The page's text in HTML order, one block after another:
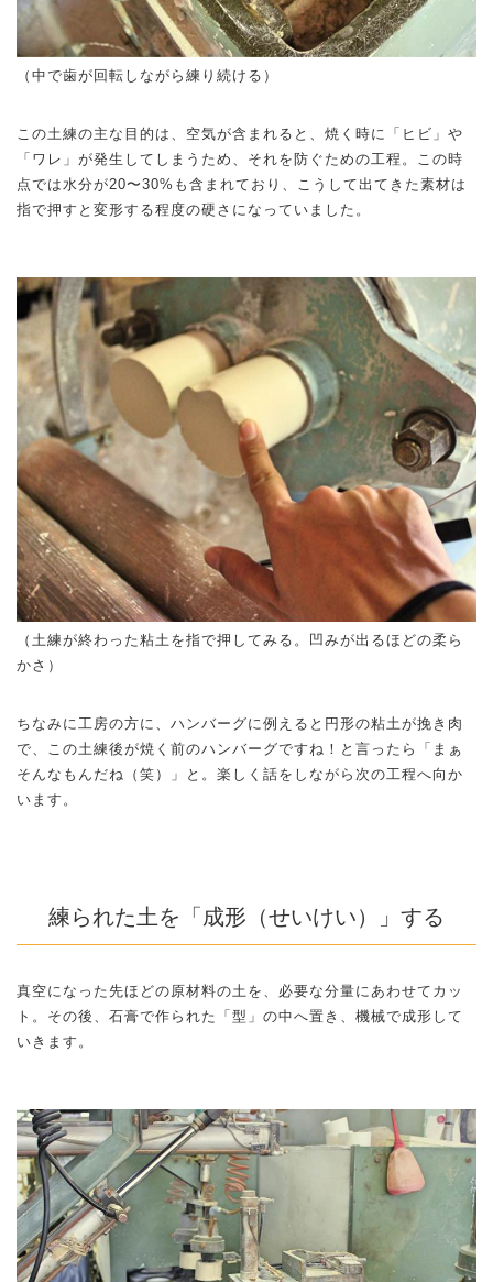
（中で歯が回転しながら練り続ける）
この土練の主な目的は、空気が含まれると、焼く時に「ヒビ」や
「ワレ」が発生してしまうため、それを防ぐための工程。この時
点では水分が20〜30%も含まれており、こうして出てきた素材は
指で押すと変形する程度の硬さになっていました。
（土練が終わった粘土を指で押してみる。凹みが出るほどの柔ら
かさ）
ちなみに工房の方に、ハンバーグに例えると円形の粘土が挽き肉
で、この土練後が焼く前のハンバーグですね！と言ったら「まぁ
そんなもんだね（笑）」と。楽しく話をしながら次の工程へ向か
います。
練られた土を「成形（せいけい）」する
真空になった先ほどの原材料の土を、必要な分量にあわせてカッ
ト。その後、石膏で作られた「型」の中へ置き、機械で成形して
いきます。